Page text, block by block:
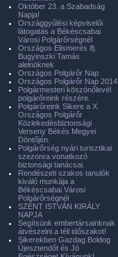
Október 23. a Szabadság
Napja!
Országgyűlési képviselői
látogatás a Békéscsabai
Városi Polgárőrségnél
Országos Elismerés ifj.
Bugyinszki Tamás
alelnöknek
Országos Polgárőr Nap
Országos Polgárőr Nap 2014
Polgármesteri köszönőlevél
polgárőreink részére.
Polgárőreink Sikere a X.
Országos Polgárőr
Közlekedésbiztonsági
Verseny Békés Megyei
Döntőjén.
Polgárőrség nyári turisztikai
szezonra vonatkozó
biztonsági tanácsai.
Rendészeti szakos tanulók
kiváló munkája a
Békéscsabai Városi
Polgárőrségnél
SZENT ISTVÁN KIRÁLY
NAPJA
Segítsünk embertársainknak
átvészelni a téli időszakot!
Sikerekben Gazdag Boldog
Újesztendőt és Jó